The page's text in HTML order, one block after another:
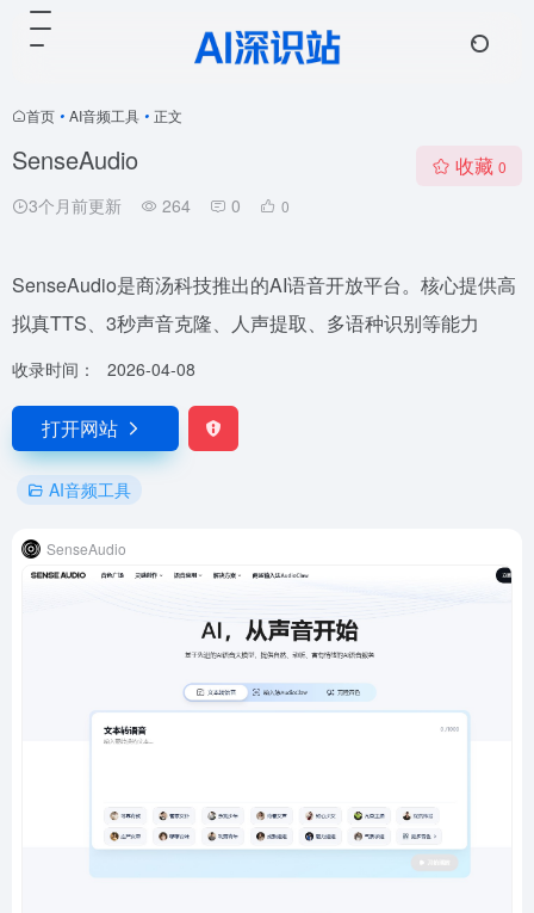
首页 • AI音频工具 • 正文
SenseAudio
3个月前更新 264 0 0
收藏 0
SenseAudio是商汤科技推出的AI语音开放平台。核心提供高
拟真TTS、3秒声音克隆、人声提取、多语种识别等能力
收录时间： 2026-04-08
打开网站
AI音频工具
SenseAudio